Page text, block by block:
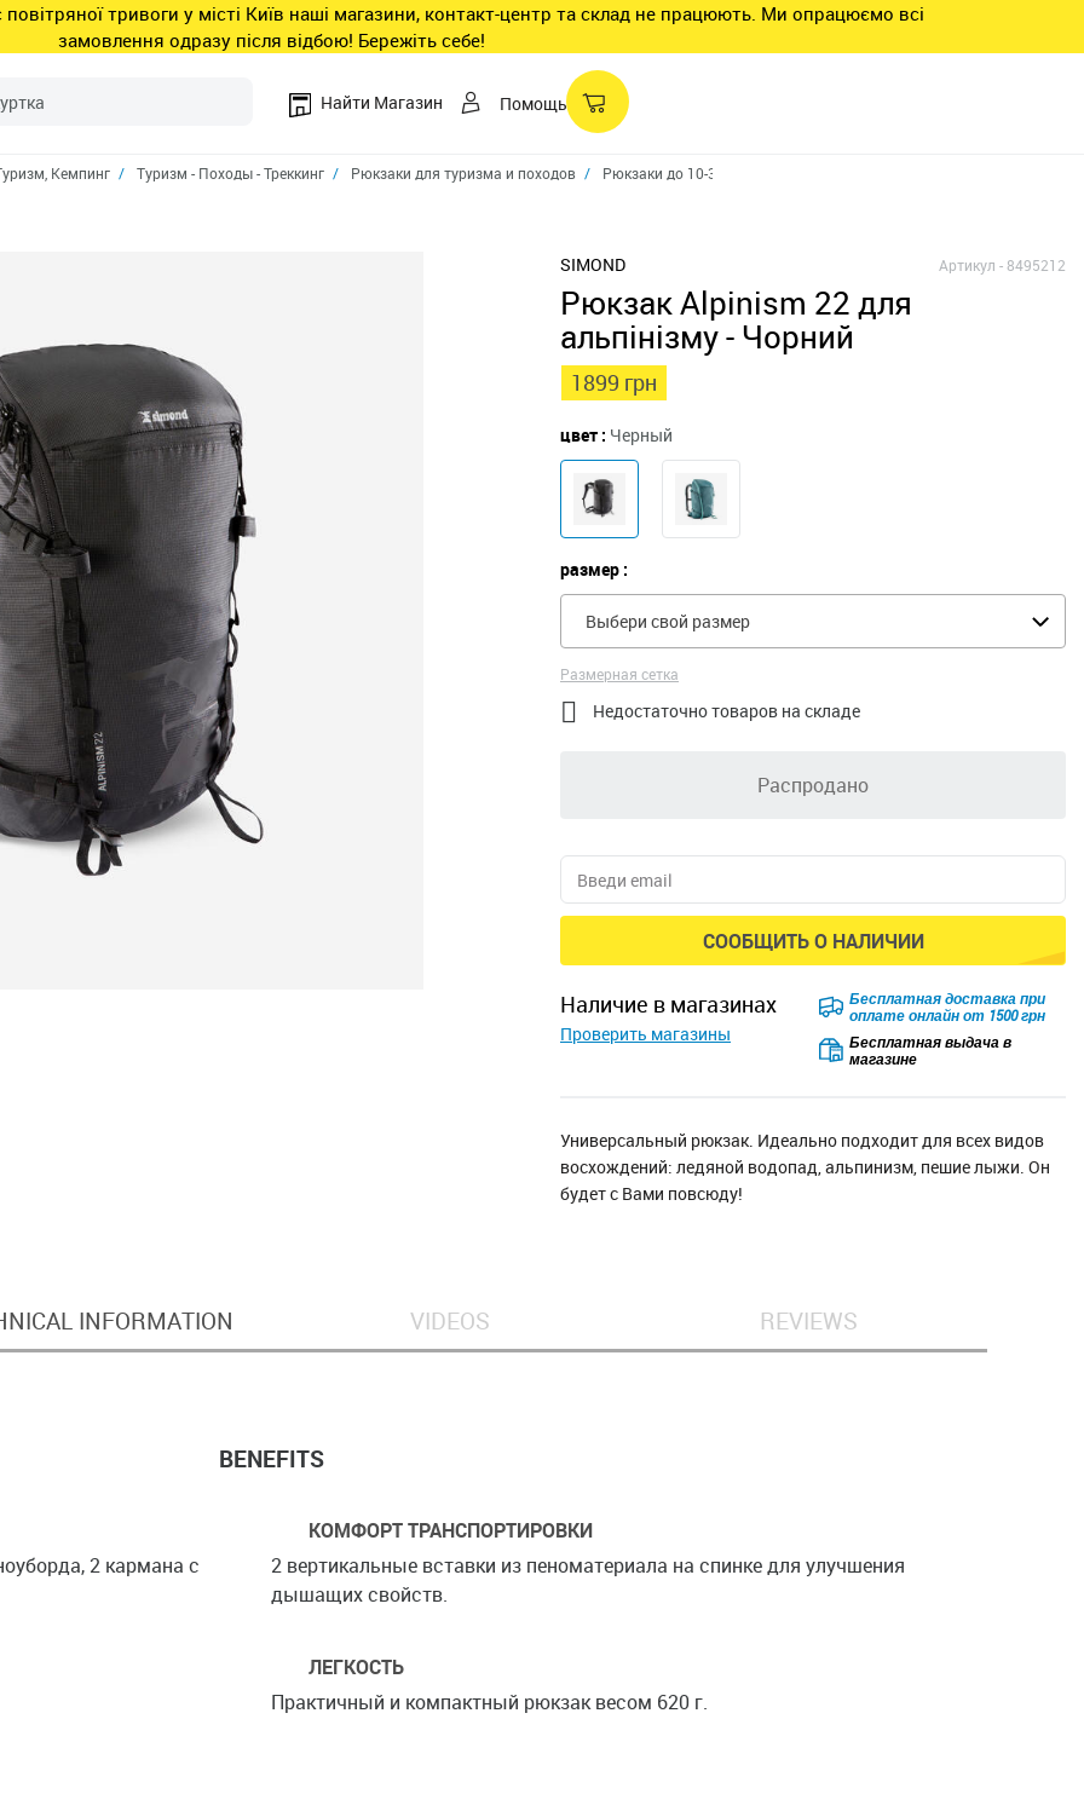
повітряної тривоги у місті Київ наші магазини, контакт-центр та склад не працюють. Ми опрацюємо всі
замовлення одразу після відбою! Бережіть себе!
Найти Магазин Помощь
Кемпинг Туризм - Походы - Треккинг Рюкзаки для туризма и походов Рюкзаки до 10-30 л
SIMOND Артикул -8495212
Рюкзак Alpinism 22 для
альпінізму - Чорний
1899 грн
цвет : Черный
размер :
Выбери свой размер
Размерная сетка
 Недостаточно товаров на складе
Распродано
СООБЩИТЬ О НАЛИЧИИ
наличие в магазинах
Проверить магазины
Бесплатная доставка при
оплате онлайн от 1500 грн
Бесплатная выдача в
магазине
Универсальный рюкзак. Идеально подходит для всех видов
восхождений: ледяной водопад, альпинизм, пешие лыжи. Он
будет с Вами повсюду!
INFORMATION VIDEOS REVIEWS
BENEFITS
2 кармана с
КОМФОРТ ТРАНСПОРТИРОВКИ
2 вертикальные вставки из пеноматериала на спинке для улучшения
дышащих свойств.
ЛЕГКОСТЬ
Практичный и компактный рюкзак весом 620 г.